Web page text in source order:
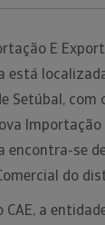
E
está
Setúbal, com
Importação
encontra-se
do
a